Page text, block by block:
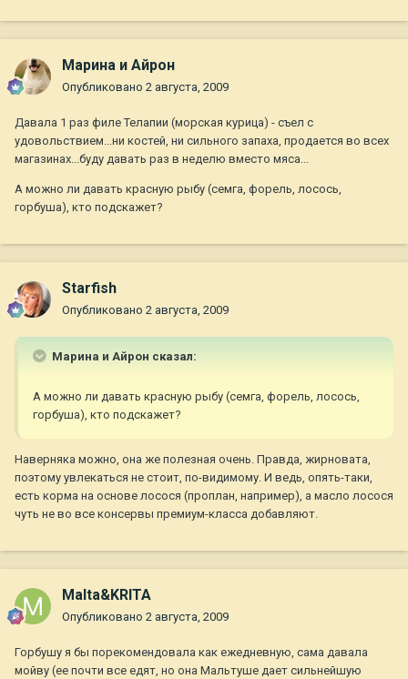
Марина и Айрон
Опубликовано 2 августа, 2009
Давала 1 раз филе Телапии (морская курица) - съел с
удовольствием...ни костей, ни сильного запаха, продается во всех
магазинах...буду давать раз в неделю вместо мяса...
А можно ли давать красную рыбу (семга, форель, лосось,
горбуша), кто подскажет?
Starfish
Опубликовано 2 августа, 2009
Марина и Айрон сказал:
А можно ли давать красную рыбу (семга, форель, лосось,
горбуша), кто подскажет?
Наверняка можно, она же полезная очень. Правда, жирновата,
поэтому увлекаться не стоит, по-видимому. И ведь, опять-таки,
есть корма на основе лосося (проплан, например), а масло лосося
чуть не во все консервы премиум-класса добавляют.
Malta&KRITA
Опубликовано 2 августа, 2009
Горбушу я бы порекомендовала как ежедневную, сама давала
мойву (ее почти все едят, но она Мальтуше дает сильнейшую